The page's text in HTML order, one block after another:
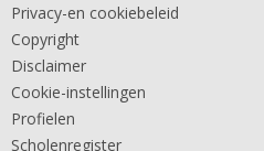
Privacy-en cookiebeleid
Copyright
Disclaimer
Cookie-instellingen
Profielen
Scholenregister